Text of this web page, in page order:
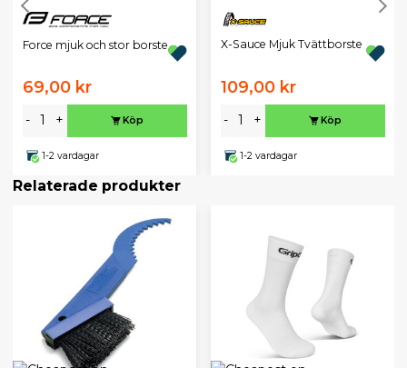
Force mjuk och stor borste
69,00 kr
- + Köp
1-2 vardagar
X-Sauce Mjuk Tvättborste
109,00 kr
- + Köp
1-2 vardagar
Relaterade produkter